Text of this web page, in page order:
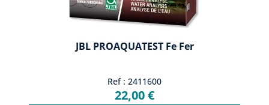
JBL PROAQUATEST Fe Fer
Ref : 2411600
22,00 €